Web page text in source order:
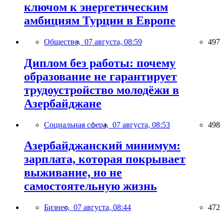
ключом к энергетическим
амбициям Турции в Европе
Общество, 07 августа, 08:59 497
Диплом без работы: почему
образование не гарантирует
трудоустройство молодёжи в
Азербайджане
Социальная сфера, 07 августа, 08:53 498
Азербайджанский минимум:
зарплата, которая покрывает
выживание, но не
самостоятельную жизнь
Бизнес, 07 августа, 08:44 472